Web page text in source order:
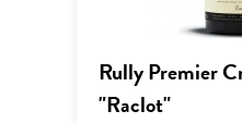
Rully Premier
"Raclot"